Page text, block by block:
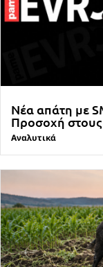
Νέα απάτη με
Προσοχή στους
Αναλυτικά